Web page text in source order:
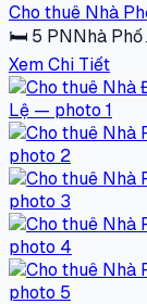
Cho thuê Nhà
🛏 5 PNNhà Phố
Xem Chi Tiết